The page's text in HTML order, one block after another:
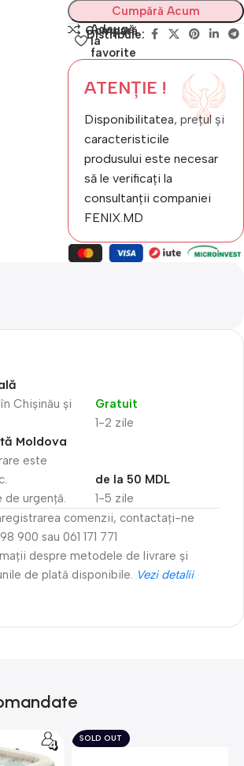
Cumpără Acum
Compară
Adaugă
la
favorite
Distribuie:
ATENȚIE !
Disponibilitatea, prețul și
caracteristicile
produsului este necesar
să le verificați la
consultanții companiei
FENIX.MD
Chișinău și
1-2 zile
Gratuit
Moldova
este
de urgență.
1-5 zile
de la 50 MDL
comenzii, contactați-ne
900 sau 061 171 771
despre metodele de livrare și
de plată disponibile. Vezi detalii
SOLD OUT